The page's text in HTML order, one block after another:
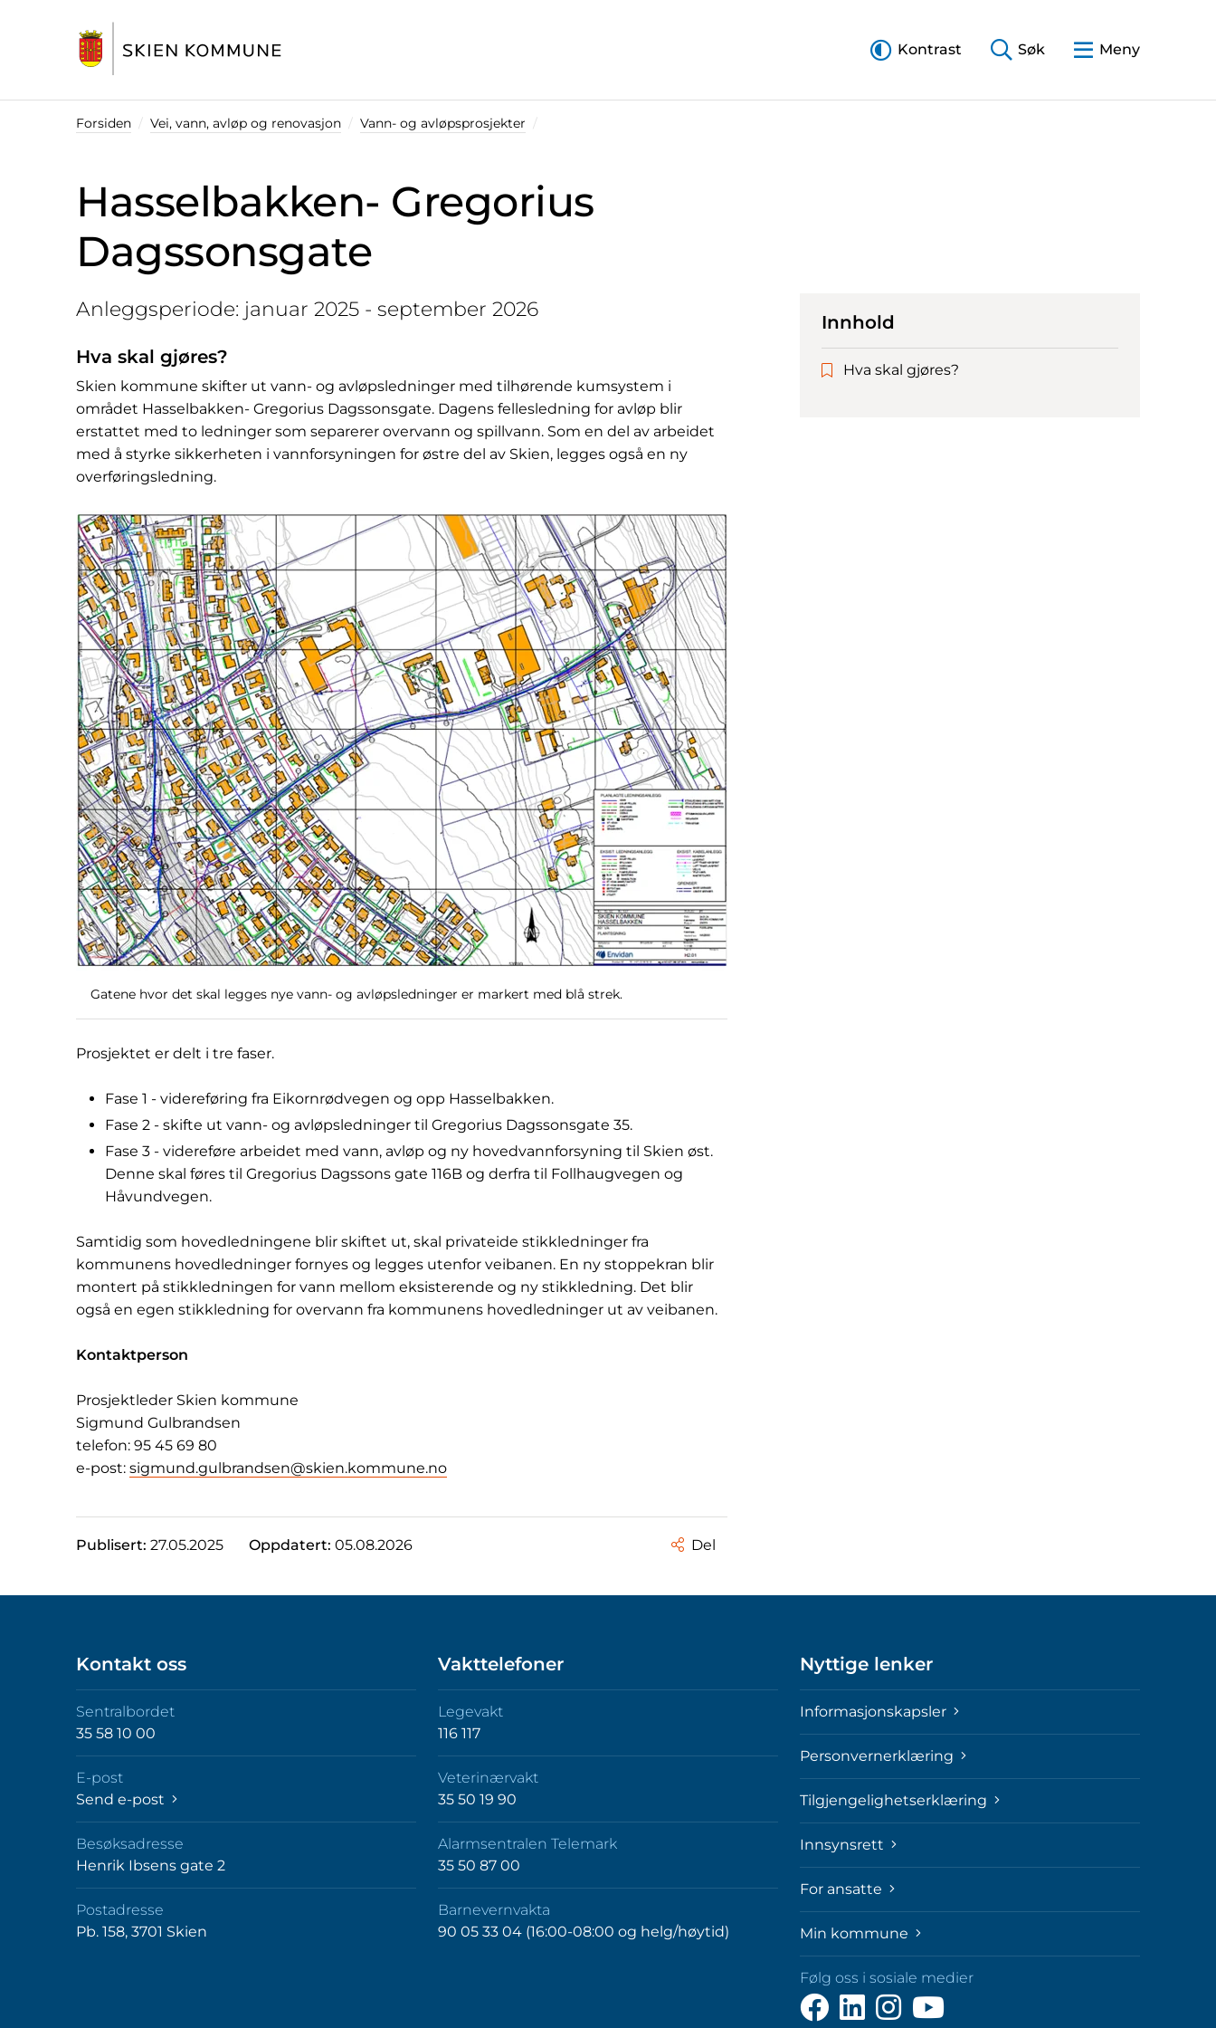
Kontrast Søk Meny
Forsiden Vei, vann, avløp og renovasjon Vann- og avløpsprosjekter
Hasselbakken- Gregorius
Dagssonsgate
Innhold
Hva skal gjøres?
Anleggsperiode: januar 2025 - september 2026
Hva skal gjøres?
Skien kommune skifter ut vann- og avløpsledninger med tilhørende kumsystem i
området Hasselbakken- Gregorius Dagssonsgate. Dagens fellesledning for avløp blir
erstattet med to ledninger som separerer overvann og spillvann. Som en del av arbeidet
med å styrke sikkerheten i vannforsyningen for østre del av Skien, legges også en ny
overføringsledning.
Gatene hvor det skal legges nye vann- og avløpsledninger er markert med blå strek.
Prosjektet er delt i tre faser.
Fase 1 - videreføring fra Eikornrødvegen og opp Hasselbakken.
Fase 2 - skifte ut vann- og avløpsledninger til Gregorius Dagssonsgate 35.
Fase 3 - videreføre arbeidet med vann, avløp og ny hovedvannforsyning til Skien øst.
Denne skal føres til Gregorius Dagssons gate 116B og derfra til Follhaugvegen og
Håvundvegen.
Samtidig som hovedledningene blir skiftet ut, skal privateide stikkledninger fra
kommunens hovedledninger fornyes og legges utenfor veibanen. En ny stoppekran blir
montert på stikkledningen for vann mellom eksisterende og ny stikkledning. Det blir
også en egen stikkledning for overvann fra kommunens hovedledninger ut av veibanen.
Kontaktperson
Prosjektleder Skien kommune
Sigmund Gulbrandsen
telefon: 95 45 69 80
e-post: sigmund.gulbrandsen@skien.kommune.no
Publisert: 27.05.2025 Oppdatert: 05.08.2026 Del
Kontakt oss
Sentralbordet
35 58 10 00
E-post
Send e-post
Besøksadresse
Henrik Ibsens gate 2
Postadresse
Pb. 158, 3701 Skien
Vakttelefoner
Legevakt
116 117
Veterinærvakt
35 50 19 90
Alarmsentralen Telemark
35 50 87 00
Barnevernvakta
90 05 33 04 (16:00-08:00 og helg/høytid)
Nyttige lenker
Informasjonskapsler
Personvernerklæring
Tilgjengelighetserklæring
Innsynsrett
For ansatte
Min kommune
Følg oss i sosiale medier
Følg
oss
Følg
oss
Følg
oss
Følg
oss